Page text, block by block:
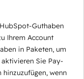
Guthaben
Ihrem Account
in Paketen, um
Sie Pay-
wenn